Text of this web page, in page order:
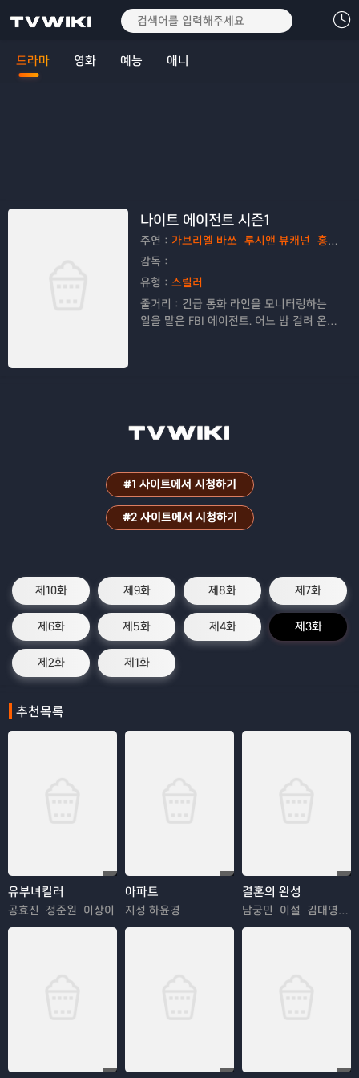
드라마 영화 예능 애니
나이트 에이전트 시즌1
주연： 가브리엘 바쏘 루시앤 뷰캐넌 홍 차우
감독：
유형： 스릴러
줄거리： 긴급 통화 라인을 모니터링하는
일을 맡은 FBI 에이전트. 어느 밤 걸려 온
#1 사이트에서 시청하기
#2 사이트에서 시청하기
제10화 제9화 제8화 제7화
제6화 제5화 제4화 제3화
제2화 제1화
추천목록
유부녀킬러
공효진 정준원 이상이
아파트
지성 하윤경
결혼의 완성
남궁민 이설 김대명 이상희